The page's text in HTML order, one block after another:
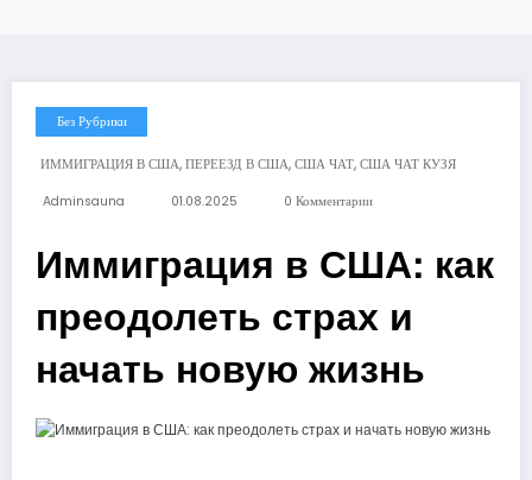
Без Рубрики
ИММИГРАЦИЯ В США, ПЕРЕЕЗД В США, США ЧАТ, США ЧАТ КУЗЯ
Adminsauna 01.08.2025 0 Комментарии
Иммиграция в США: как
преодолеть страх и
начать новую жизнь